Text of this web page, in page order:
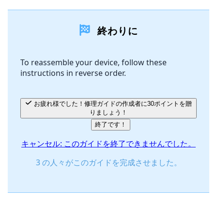
キャンセル
終わりに
To reassemble your device, follow these
instructions in reverse order.
りましょう！
終了です！
キャンセル: このガイドを終了できませんでした。
3 の人々がこのガイドを完成させました。